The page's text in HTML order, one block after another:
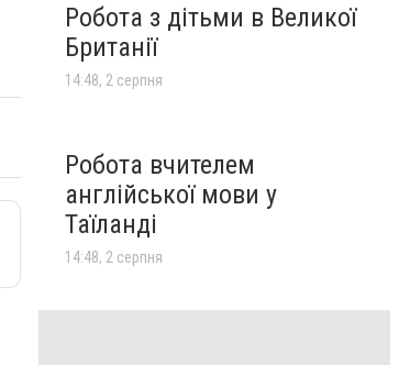
Робота з дітьми в Великої
Британії
14:48, 2 серпня
Робота вчителем
англійської мови у
Таїланді
14:48, 2 серпня